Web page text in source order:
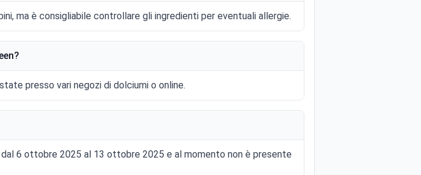
ma è consigliabile controllare gli ingredienti per eventuali allergie.
presso vari negozi di dolciumi o online.
6 ottobre 2025 al 13 ottobre 2025 e al momento non è presente